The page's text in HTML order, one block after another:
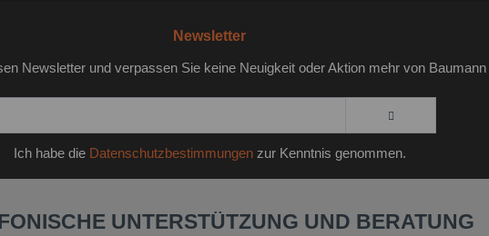
Newsletter
Newsletter und verpassen Sie keine Neuigkeit oder Aktion mehr von
Ich habe die Datenschutzbestimmungenzur Kenntnis genommen.
UNTERSTÜTZUNG UND BERATUNG